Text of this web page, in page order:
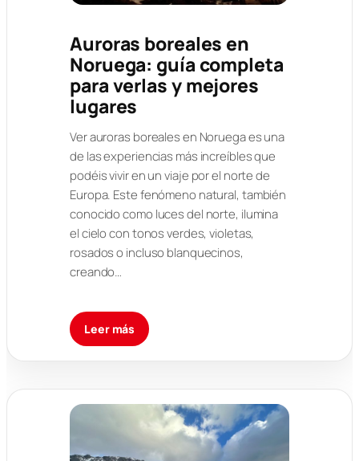
Auroras boreales en
Noruega: guía completa
para verlas y mejores
lugares
Ver auroras boreales en Noruega es una
de las experiencias más increíbles que
podéis vivir en un viaje por el norte de
Europa. Este fenómeno natural, también
conocido como luces del norte, ilumina
el cielo con tonos verdes, violetas,
rosados o incluso blanquecinos,
creando…
Leer más